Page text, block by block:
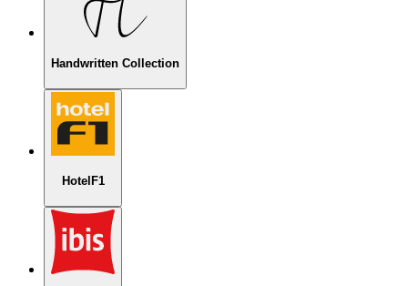
Handwritten Collection
HotelF1